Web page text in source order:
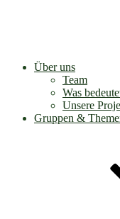
Über uns
Team
Was
Unsere
Gruppen &